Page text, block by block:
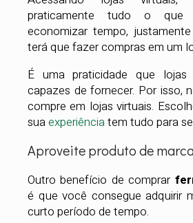
praticamente tudo o que
economizar tempo,
terá que fazer compras em um
É uma praticidade que
capazes de fornecer. Por isso,
compre em lojas virtuais.
suaexperiênciatem tudo para
Aproveite produto de
Outro benefício de comprar
é que você consegue adquirir
curto período de tempo.